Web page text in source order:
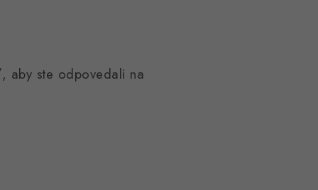
aby ste odpovedali na